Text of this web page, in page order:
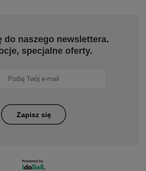
do naszego newslettera.
specjalne oferty.
Zapisz się